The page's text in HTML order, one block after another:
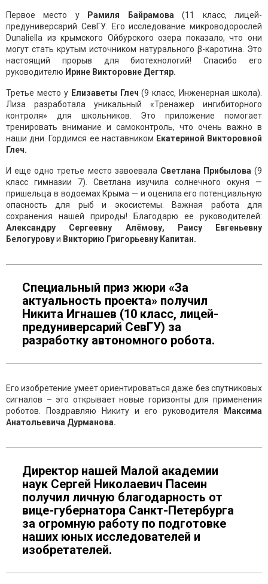
Первое место у Рамиля Байрамова (11 класс, лицей-
предуниверсарий СевГУ. Его исследование микроводорослей
Dunaliella из крымского Ойбурского озера показало, что они
могут стать крутым источником натурального β-каротина. Это
настоящий прорыв для биотехнологий! Спасибо его
руководителю Ирине Викторовне Дегтяр.
Третье место у Елизаветы Глеч (9 класс, Инженерная школа).
Лиза разработала уникальный «Тренажер ингибиторного
контроля» для школьников. Это приложение помогает
тренировать внимание и самоконтроль, что очень важно в
наши дни. Гордимся ее наставником Екатериной Викторовной
Глеч.
И еще одно третье место завоевала Светлана Прибылова (9
класс гимназии 7). Светлана изучила солнечного окуня —
пришельца в водоемах Крыма — и оценила его потенциальную
опасность для рыб и экосистемы. Важная работа для
сохранения нашей природы! Благодарю ее руководителей:
Александру Сергеевну Алёмову, Раису Евгеньевну
Белогуровуи Викторию Григорьевну Капитан.
Специальный приз жюри «За
актуальность проекта» получил
Никита Игнашев (10 класс, лицей-
предуниверсарий СевГУ) за
разработку автономного робота.
Его изобретение умеет ориентироваться даже без спутниковых
сигналов – это открывает новые горизонты для применения
роботов. Поздравляю Никиту и его руководителя
Максима
Анатольевича Дурманова.
Директор нашей Малой академии
наук Сергей Николаевич Пасеин
получил личную благодарность от
вице-губернатора Санкт-Петербурга
за огромную работу по подготовке
наших юных исследователей и
изобретателей.